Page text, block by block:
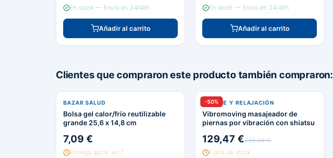
En stock — Envío en 24/48h
Añadir al carrito
En stock — Envío en 24/48h
Añadir al carrito
Clientes que compraron este producto también compraron:
BAZAR SALUD
Bolsa gel calor/frío reutilizable
grande 25,6 x 14,8 cm
7,09 €
Entrega aprox. en 7
-50%
MASAJE Y RELAJACIÓN
Vibromoving masajeador de
piernas por vibración con shiatsu
129,47 €258,94 €
Fuera de stock